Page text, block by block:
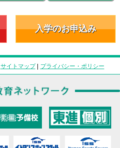
入学のお申込み
サイトマップ| プライバシー・ポリシー